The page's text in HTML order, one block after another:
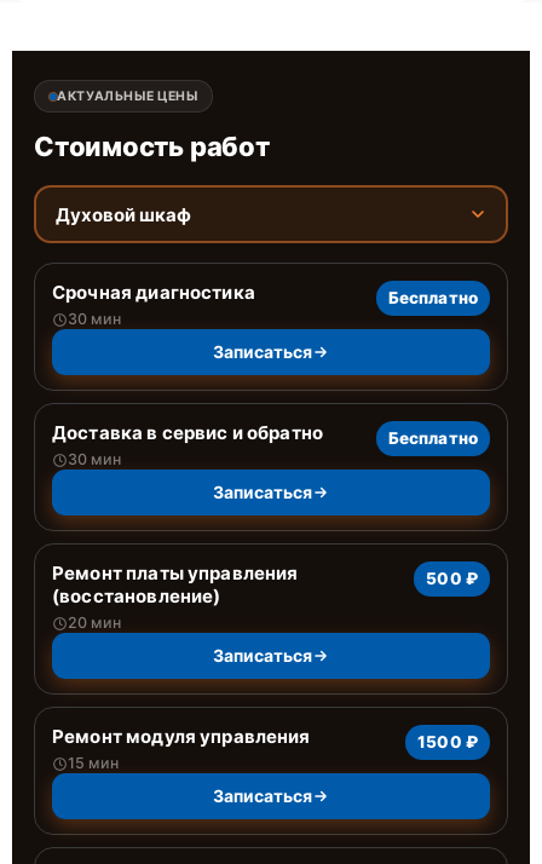
АКТУАЛЬНЫЕ ЦЕНЫ
Стоимость работ
Духовой шкаф
Срочная диагностика
30 мин
Бесплатно
Записаться
Доставка в сервис и обратно
30 мин
Бесплатно
Записаться
Ремонт платы управления
(восстановление)
20 мин
500 ₽
Записаться
Ремонт модуля управления
15 мин
1500 ₽
Записаться